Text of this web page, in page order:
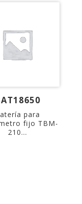
para
fijo TBM-
210...